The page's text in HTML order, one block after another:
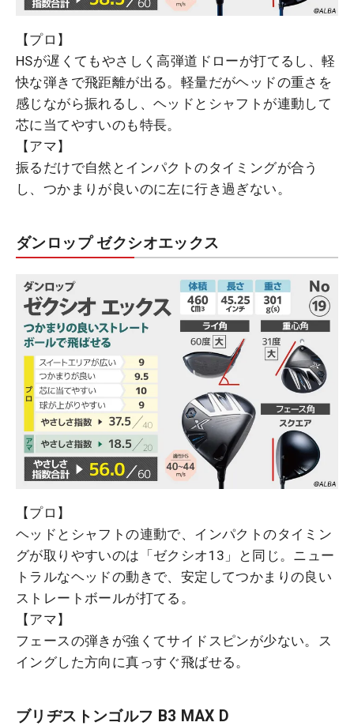
【プロ】
HSが遅くてもやさしく高弾道ドローが打てるし、軽
快な弾きで飛距離が出る。軽量だがヘッドの重さを
感じながら振れるし、ヘッドとシャフトが連動して
芯に当てやすいのも特長。
【アマ】
振るだけで自然とインパクトのタイミングが合う
し、つかまりが良いのに左に行き過ぎない。
ダンロップ ゼクシオエックス
【プロ】
ヘッドとシャフトの連動で、インパクトのタイミン
グが取りやすいのは「ゼクシオ13」と同じ。ニュー
トラルなヘッドの動きで、安定してつかまりの良い
ストレートボールが打てる。
【アマ】
フェースの弾きが強くてサイドスピンが少ない。ス
イングした方向に真っすぐ飛ばせる。
ブリヂストンゴルフ B3 MAX D